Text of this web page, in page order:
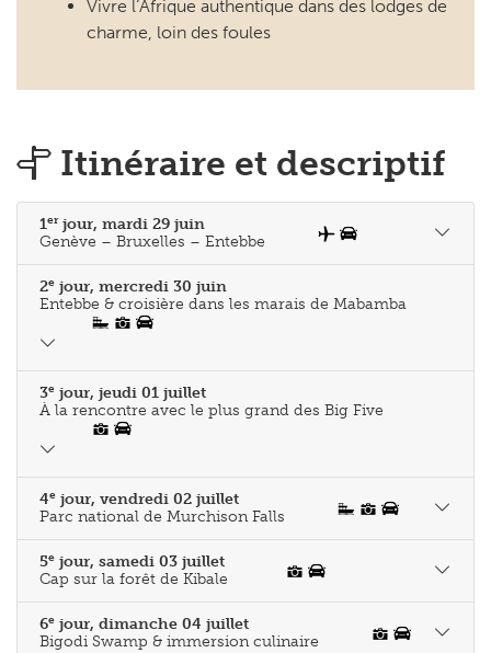
Vivre l’Afrique authentique dans des lodges de
charme, loin des foules
Itinéraire et descriptif
1erjour, mardi 29 juin
Genève – Bruxelles – Entebbe
2e jour, mercredi 30 juin
Entebbe & croisière dans les marais de Mabamba
3e jour, jeudi 01 juillet
À la rencontre avec le plus grand des Big Five
4e jour, vendredi 02 juillet
Parc national de Murchison Falls
5e jour, samedi 03 juillet
Cap sur la forêt de Kibale
6e jour, dimanche 04 juillet
Bigodi Swamp & immersion culinaire